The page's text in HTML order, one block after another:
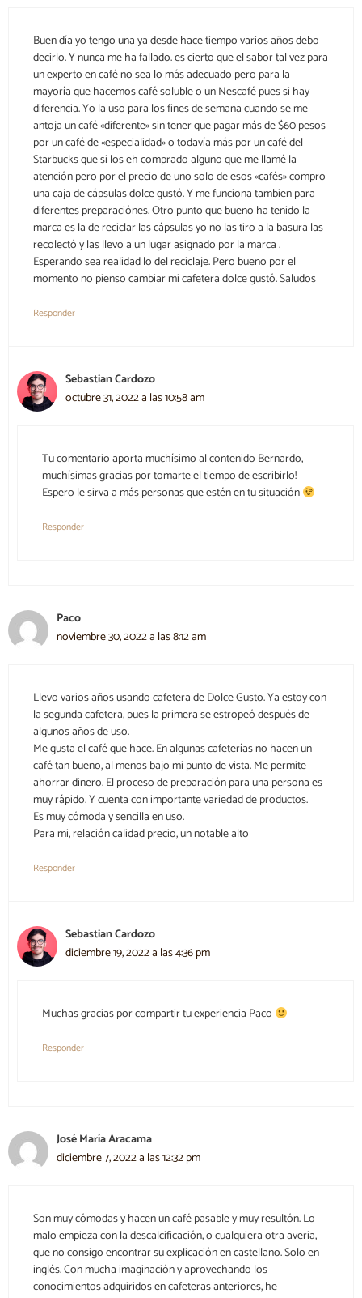
Buen día yo tengo una ya desde hace tiempo varios años debo
decirlo. Y nunca me ha fallado. es cierto que el sabor tal vez para
un experto en café no sea lo más adecuado pero para la
mayoría que hacemos café soluble o un Nescafé pues si hay
diferencia. Yo la uso para los fines de semana cuando se me
antoja un café «diferente» sin tener que pagar más de $60 pesos
por un café de «especialidad» o todavía más por un café del
Starbucks que si los eh comprado alguno que me llamé la
atención pero por el precio de uno solo de esos «cafés» compro
una caja de cápsulas dolce gustó. Y me funciona tambien para
diferentes preparaciónes. Otro punto que bueno ha tenido la
marca es la de reciclar las cápsulas yo no las tiro a la basura las
recolectó y las llevo a un lugar asignado por la marca .
Esperando sea realidad lo del reciclaje. Pero bueno por el
momento no pienso cambiar mi cafetera dolce gustó. Saludos
Responder
Sebastian Cardozo
octubre 31, 2022 a las 10:58 am
Tu comentario aporta muchísimo al contenido Bernardo,
muchísimas gracias por tomarte el tiempo de escribirlo!
Espero le sirva a más personas que estén en tu situación
Responder
Paco
noviembre 30, 2022 a las 8:12 am
Llevo varios años usando cafetera de Dolce Gusto. Ya estoy con
la segunda cafetera, pues la primera se estropeó después de
algunos años de uso.
Me gusta el café que hace. En algunas cafeterías no hacen un
café tan bueno, al menos bajo mi punto de vista. Me permite
ahorrar dinero. El proceso de preparación para una persona es
muy rápido. Y cuenta con importante variedad de productos.
Es muy cómoda y sencilla en uso.
Para mi, relación calidad precio, un notable alto
Responder
Sebastian Cardozo
diciembre 19, 2022 a las 4:36 pm
Muchas gracias por compartir tu experiencia Paco
Responder
José María Aracama
diciembre 7, 2022 a las 12:32 pm
Son muy cómodas y hacen un café pasable y muy resultón. Lo
malo empieza con la descalcificación, o cualquiera otra averia,
que no consigo encontrar su explicación en castellano. Solo en
inglés. Con mucha imaginación y aprovechando los
conocimientos adquiridos en cafeteras anteriores, he